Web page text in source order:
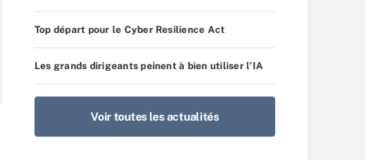
Top départ pour le Cyber Resilience Act
Les grands dirigeants peinent à bien utiliser l’IA
Voir toutes les actualités